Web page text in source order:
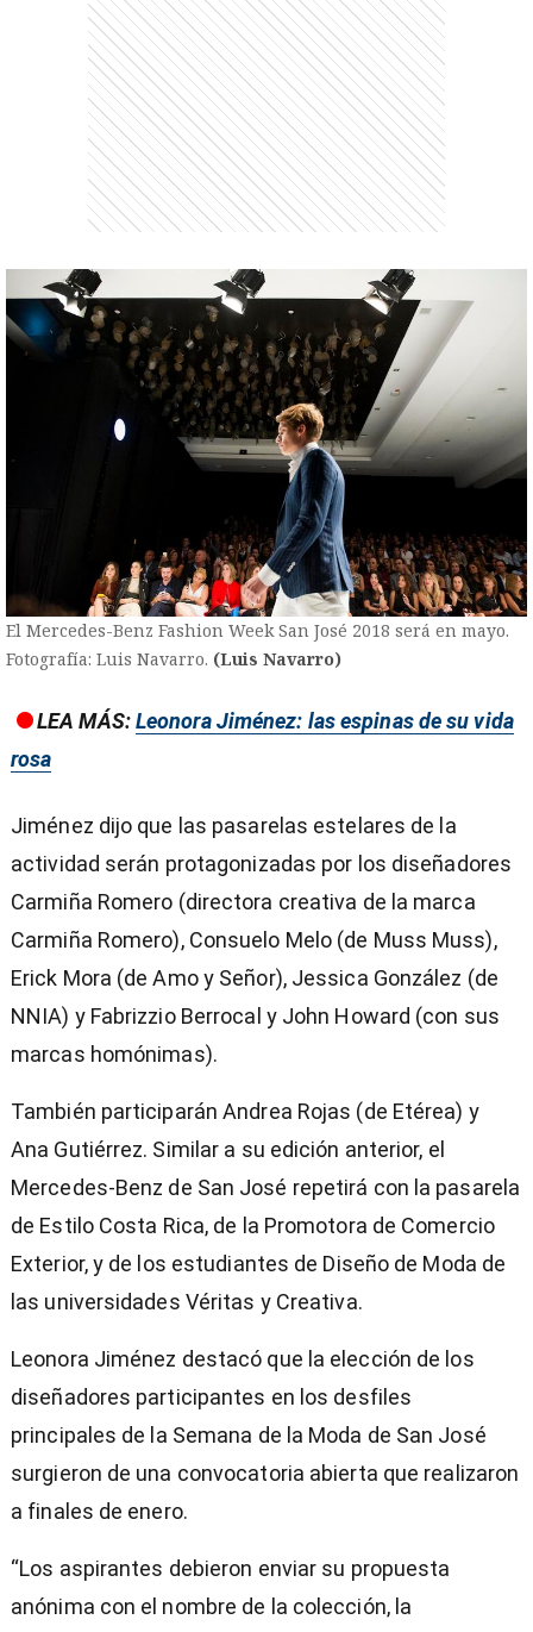
El Mercedes-Benz Fashion Week San José 2018 será en mayo.
Fotografía: Luis Navarro. (Luis Navarro)
LEA MÁS:Leonora Jiménez​: las espinas de su vida
rosa
Jiménez dijo que las pasarelas estelares de la
actividad serán protagonizadas por los diseñadores
Carmiña Romero (directora creativa de la marca
Carmiña Romero), Consuelo Melo (de Muss Muss),
Erick Mora (de Amo y Señor), Jessica González (de
NNIA) y Fabrizzio Berrocal y John Howard (con sus
marcas homónimas).
También participarán Andrea Rojas (de Etérea) y
Ana Gutiérrez. Similar a su edición anterior, el
Mercedes-Benz de San José repetirá con la pasarela
de Estilo Costa Rica, de la Promotora de Comercio
Exterior, y de los estudiantes de Diseño de Moda de
las universidades Véritas y Creativa.
Leonora Jiménez destacó que la elección de los
diseñadores participantes en los desfiles
principales de la Semana de la Moda de San José
surgieron de una convocatoria abierta que realizaron
a finales de enero.
“Los aspirantes debieron enviar su propuesta
anónima con el nombre de la colección, la